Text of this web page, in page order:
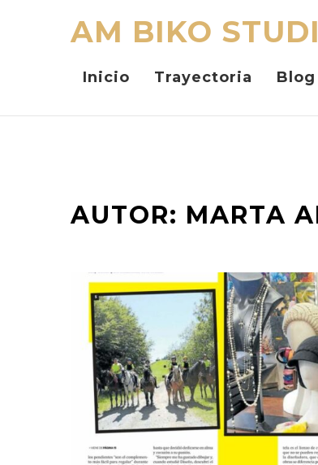
AM BIKO
Inicio Trayectoria Blog
AUTOR: MARTA